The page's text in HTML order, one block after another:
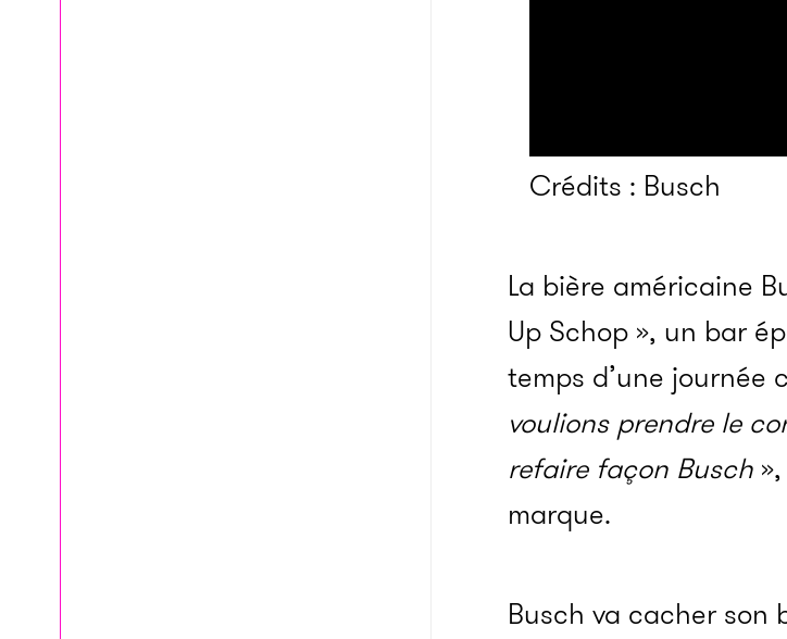
Crédits : Busch
La bière américaine
Up Schop », un bar
temps d’une journée
voulions prendre le
refaire façon Busch
marque.
Busch va cacher son